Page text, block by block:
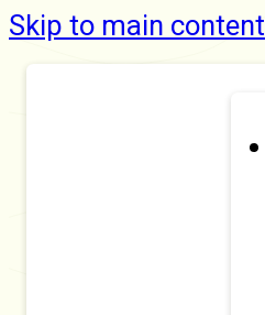
Skip to main content